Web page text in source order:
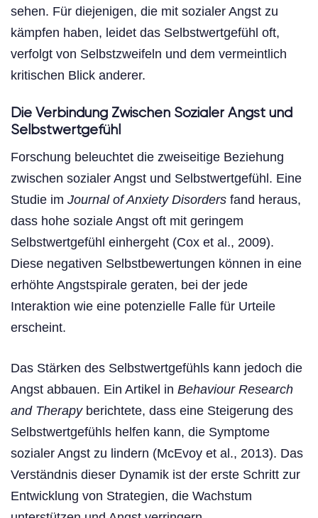
sehen. Für diejenigen, die mit sozialer Angst zu
kämpfen haben, leidet das Selbstwertgefühl oft,
verfolgt von Selbstzweifeln und dem vermeintlich
kritischen Blick anderer.
Die Verbindung Zwischen Sozialer Angst und
Selbstwertgefühl
Forschung beleuchtet die zweiseitige Beziehung
zwischen sozialer Angst und Selbstwertgefühl. Eine
Studie im Journal of Anxiety Disorders fand heraus,
dass hohe soziale Angst oft mit geringem
Selbstwertgefühl einhergeht (Cox et al., 2009).
Diese negativen Selbstbewertungen können in eine
erhöhte Angstspirale geraten, bei der jede
Interaktion wie eine potenzielle Falle für Urteile
erscheint.
Das Stärken des Selbstwertgefühls kann jedoch die
Angst abbauen. Ein Artikel in Behaviour Research
and Therapyberichtete, dass eine Steigerung des
Selbstwertgefühls helfen kann, die Symptome
sozialer Angst zu lindern (McEvoy et al., 2013). Das
Verständnis dieser Dynamik ist der erste Schritt zur
Entwicklung von Strategien, die Wachstum